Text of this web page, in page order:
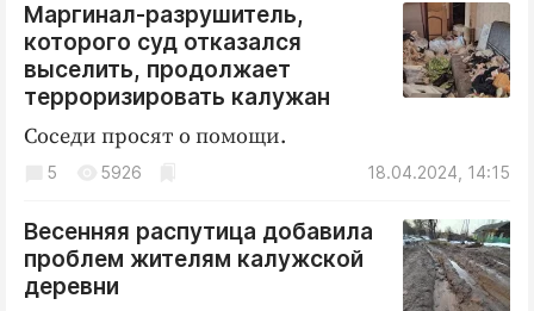
Маргинал-разрушитель,
которого суд отказался
выселить, продолжает
терроризировать калужан
Соседи просят о помощи.
18.04.2024, 14:15
5 5926
Весенняя распутица добавила
проблем жителям калужской
деревни